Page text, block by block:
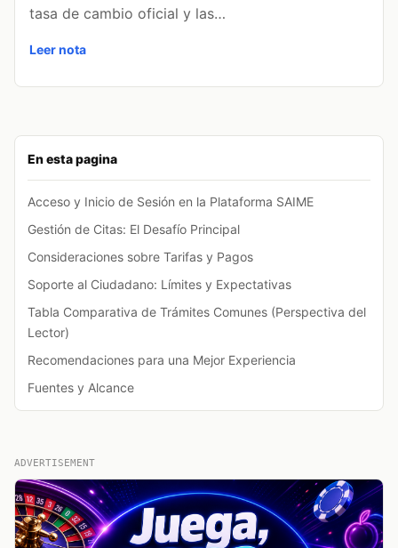
En esta pagina
Acceso y Inicio de Sesión en la Plataforma SAIME
Gestión de Citas: El Desafío Principal
Consideraciones sobre Tarifas y Pagos
Soporte al Ciudadano: Límites y Expectativas
Tabla Comparativa de Trámites Comunes (Perspectiva del
Lector)
Recomendaciones para una Mejor Experiencia
Fuentes y Alcance
tasa de cambio oficial y las…
Leer nota
ADVERTISEMENT